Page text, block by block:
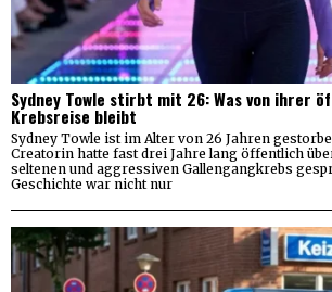
Sydney Towle stirbt mit 26: Was von ihrer
Krebsreise bleibt
Sydney Towle ist im Alter von 26 Jahren
Creatorin hatte fast drei Jahre lang öffentlich
seltenen und aggressiven Gallengangkrebs
Geschichte war nicht nur